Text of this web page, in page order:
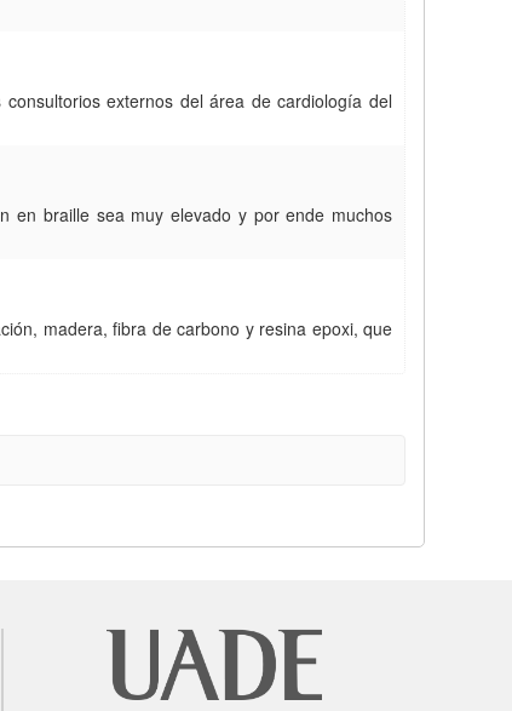
externos del área de cardiología del
en braille sea muy elevado y por ende muchos
madera, fibra de carbono y resina epoxi, que